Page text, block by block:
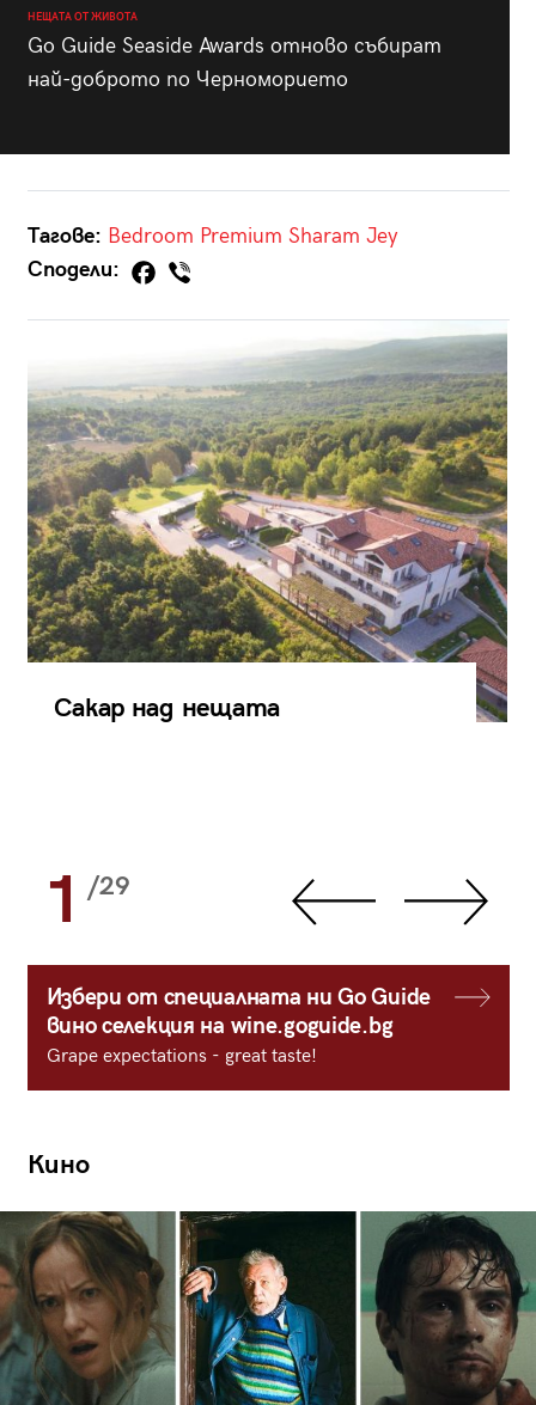
НЕЩАТА ОТ ЖИВОТА
Go Guide Seaside Awards отново събират
най-доброто по Черноморието
Тагове: Bedroom Premium Sharam Jey
Сподели:
Сакар над нещата
1 /29
Избери от специалната ни Go Guide
вино селекция на wine.goguide.bg
Grape expectations - great taste!
Кино